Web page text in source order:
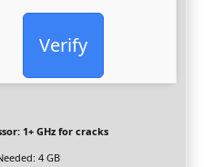
Verify
1+ GHz for cracks
4 GB